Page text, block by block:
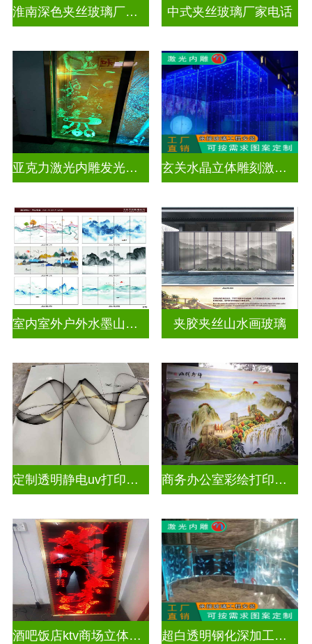
淮南深色夹丝玻璃厂家地址 中式夹丝玻璃厂家电话
亚克力激光内雕发光通电玻璃 玄关水晶立体雕刻激光内雕发光玻璃背景墙
室内室外户外水墨山水画玻璃 夹胶夹丝山水画玻璃
定制透明静电uv打印玻璃 商务办公室彩绘打印玻璃
酒吧饭店ktv商场立体激光内雕屏风 超白透明钢化深加工激光内雕精雕